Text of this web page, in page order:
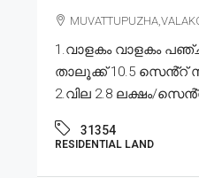
1.വാളകം വാളകം
താലൂക്ക് 10.5 സെൻ്റ്
2.വില 2.8 ലക്ഷം/
31354
RESIDENTIAL LAND